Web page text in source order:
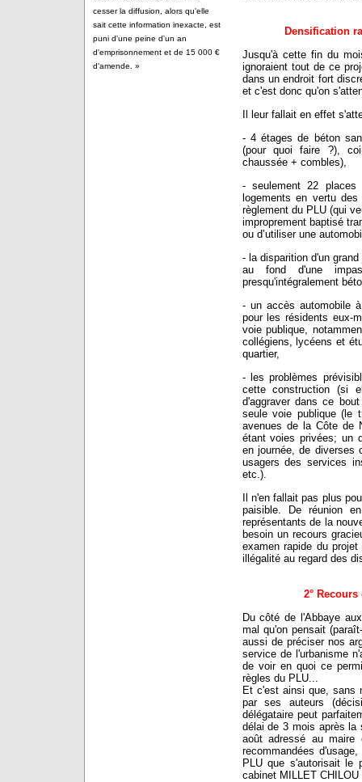
cesser la diffusion, alors qu'elle
sait cette information inexacte, est
puni d'une peine d'un an
d'emprisonnement et de 15 000 €
d'amende. »
Densification
Jusqu'à cette fin du
ignoraient tout de ce
dans un endroit fort
et c'est donc qu'on
Il leur fallait en effet
- 4 étages de béton
(pour quoi faire ?),
chaussée + combles),
- seulement 22 places
logements en vertu
règlement du PLU (qui
improprement baptisé
ou d’utiliser une
- la disparition d'un
au fond d'une
presqu'intégralement
- un accès automobile
pour les résidents eux-
voie publique,
collégiens, lycéens et
quartier,
- les problèmes
cette construction (si
d'aggraver dans ce
seule voie publique (le
avenues de la Côte de
étant voies privées; un
en journée, de diverses
usagers des services
etc.).
Il n'en fallait pas plus
paisible. De réunion
représentants de la
besoin un recours
examen rapide du
illégalité au regard des
2°
Du côté de l'Abbaye
mal qu'on pensait
aussi de préciser nos
service de l'urbanisme
de voir en quoi ce
règles du PLU...
Et c'est ainsi que, sans
par ses auteurs
délégataire peut
délai de 3 mois après la
août adressé au
recommandées
PLU que s'autorisait le
cabinet MILLET